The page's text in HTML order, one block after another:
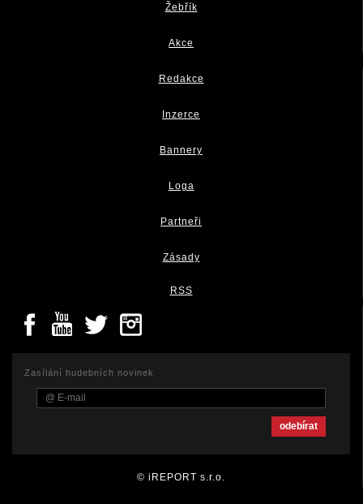
Žebřík
Akce
Redakce
Inzerce
Bannery
Loga
Partneři
Zásady
RSS
Zasílání hudebních novinek
© iREPORT s.r.o.